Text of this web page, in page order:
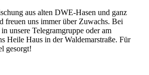
aus alten DWE-Hasen und ganz
freuen uns immer über Zuwachs. Bei
unsere Telegramgruppe oder am
Heile Haus in der Waldemarstraße. Für
gesorgt!